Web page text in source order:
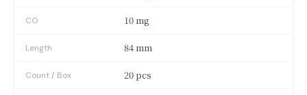
CO 10 mg
Length 84 mm
Count / Box 20 pcs